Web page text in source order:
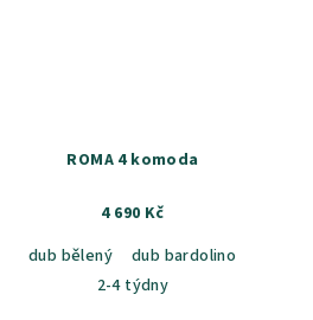
ROMA 4 komoda
4 690 Kč
dub bělený
dub bardolino
2-4 týdny